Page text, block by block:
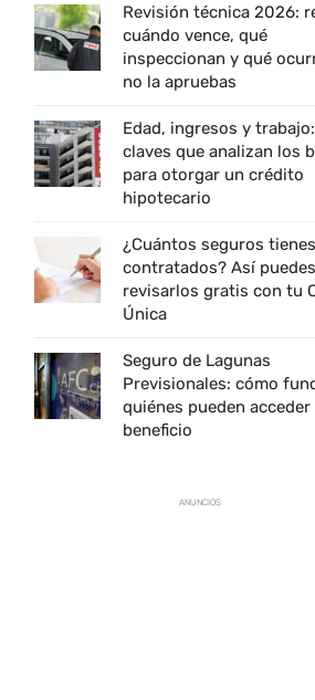
Revisión técnica 2026:
cuándo vence, qué
inspeccionan y qué
no la apruebas
Edad, ingresos y
claves que analizan los
para otorgar un crédito
hipotecario
¿Cuántos seguros tienes
contratados? Así puedes
revisarlos gratis con tu
Única
Seguro de Lagunas
Previsionales: cómo
quiénes pueden acceder
beneficio
ANUNCIOS